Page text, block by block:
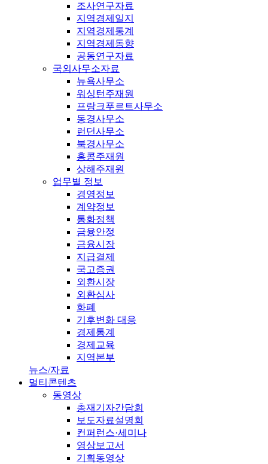
조사연구자료
지역경제일지
지역경제통계
지역경제동향
공동연구자료
국외사무소자료
뉴욕사무소
워싱턴주재원
프랑크푸르트사무소
동경사무소
런던사무소
북경사무소
홍콩주재원
상해주재원
업무별 정보
경영정보
계약정보
통화정책
금융안정
금융시장
지급결제
국고증권
외환시장
외환심사
화폐
기후변화 대응
경제통계
경제교육
지역본부
뉴스/자료
멀티콘텐츠
동영상
총재기자간담회
보도자료설명회
컨퍼런스·세미나
영상보고서
기획동영상